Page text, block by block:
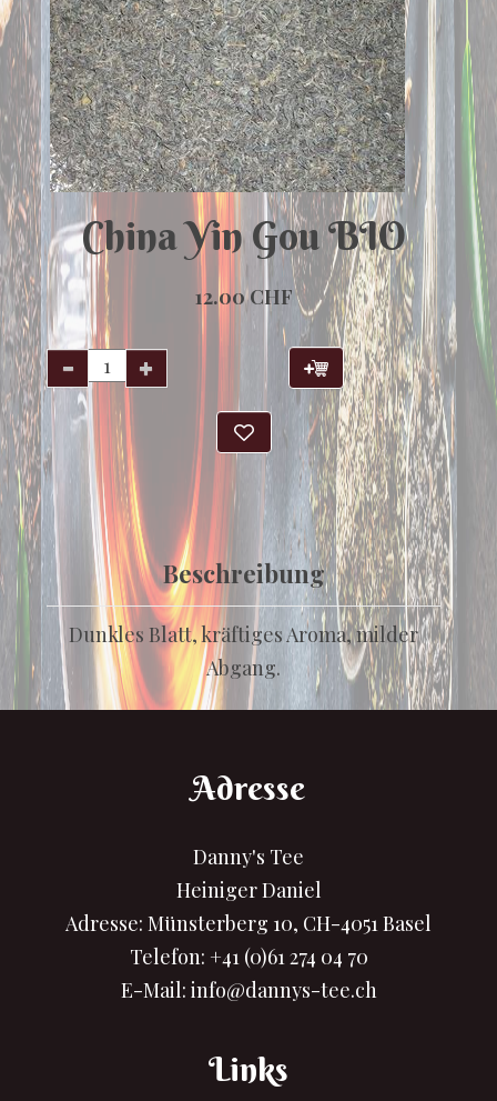
China Yin Gou BIO
12.00 CHF
Beschreibung
Dunkles Blatt, kräftiges Aroma, milder
Abgang.
Adresse
Danny's Tee
Heiniger Daniel
Adresse: Münsterberg 10, CH-4051 Basel
Telefon: +41 (0)61 274 04 70
E-Mail: info@dannys-tee.ch
Links